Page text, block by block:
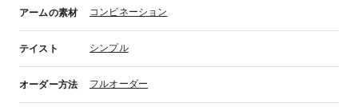
アームの素材 コンビネーション
テイスト シンプル
オーダー方法 フルオーダー